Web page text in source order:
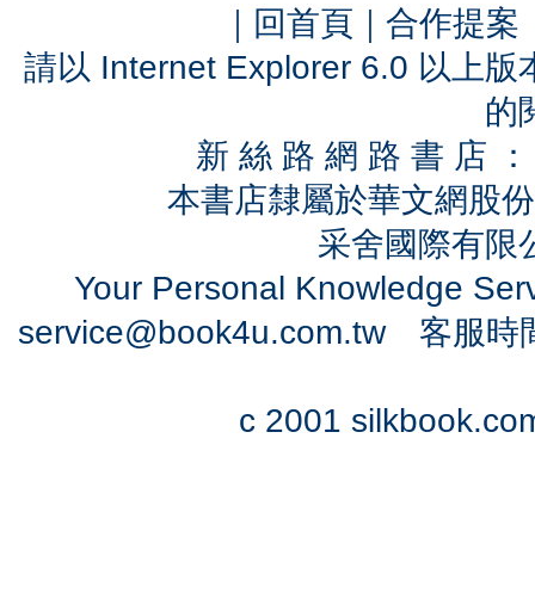
｜ 回首頁 ｜ 合作提案
請以 Internet Explorer 6.0 以上
的
新 絲 路 網 路 書 店
本書店隸屬於華文網股
采舍國際有
Your Personal Knowledge
service@book4u.com.tw客服時
c 2001